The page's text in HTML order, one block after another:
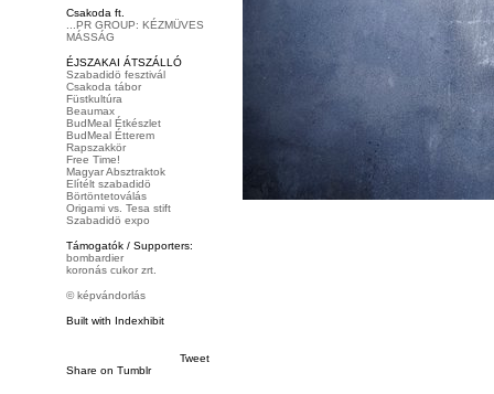
Csakoda ft.
...PR GROUP: KÉZMÜVES
MÁSSÁG
ÉJSZAKAI ÁTSZÁLLÓ
Szabadidö fesztivál
Csakoda tábor
Füstkultúra
Beaumax
BudMeal Étkészlet
BudMeal Étterem
Rapszakkör
Free Time!
Magyar Absztraktok
Elítélt szabadidö
Börtöntetoválás
Origami vs. Tesa stift
Szabadidö expo
Támogatók / Supporters:
bombardier
koronás cukor zrt.
© képvándorlás
Built with Indexhibit
Tweet
Share on Tumblr